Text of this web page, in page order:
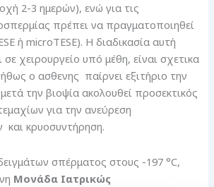
2-3 ημερών), ενώ για τις
πρέπει να πραγματοποιηθεί
ή microTESE). Η διαδικασία αυτή
χειρουργείο υπό μέθη, είναι σχετικα
ο ασθενης παίρνει εξιτήριο την
την βιοψία ακολουθεί προσεκτικός
για την ανεύρεση
κρυοσυντήρηση.
σπέρματος στους -197 °C,
Μονάδα Ιατρικώς